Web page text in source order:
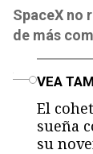
SpaceX no
de más
VEA
El
sueña
su